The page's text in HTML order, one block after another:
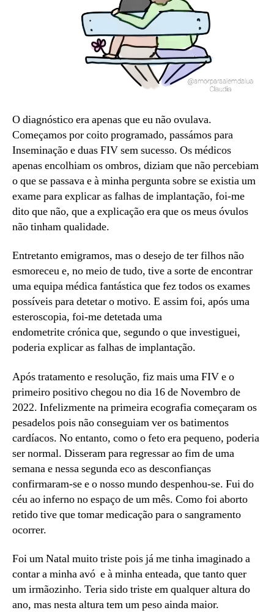
O diagnóstico era apenas que eu não ovulava.
Começamos por coito programado, passámos para
Inseminação e duas FIV sem sucesso. Os médicos
apenas encolhiam os ombros, diziam que não percebiam
o que se passava e à minha pergunta sobre se existia um
exame para explicar as falhas de implantação, foi-me
dito que não, que a explicação era que os meus óvulos
não tinham qualidade.
Entretanto emigramos, mas o desejo de ter filhos não
esmoreceu e, no meio de tudo, tive a sorte de encontrar
uma equipa médica fantástica que fez todos os exames
possíveis para detetar o motivo. E assim foi, após uma
esteroscopia, foi-me detetada uma
endometrite crónica que, segundo o que investiguei,
poderia explicar as falhas de implantação.
Após tratamento e resolução, fiz mais uma FIV e o
primeiro positivo chegou no dia 16 de Novembro de
2022. Infelizmente na primeira ecografia começaram os
pesadelos pois não conseguiam ver os batimentos
cardíacos. No entanto, como o feto era pequeno, poderia
ser normal. Disseram para regressar ao fim de uma
semana e nessa segunda eco as desconfianças
confirmaram-se e o nosso mundo despenhou-se. Fui do
céu ao inferno no espaço de um mês. Como foi aborto
retido tive que tomar medicação para o sangramento
ocorrer.
Foi um Natal muito triste pois já me tinha imaginado a
contar a minha avó e à minha enteada, que tanto quer
um irmãozinho. Teria sido triste em qualquer altura do
ano, mas nesta altura tem um peso ainda maior.